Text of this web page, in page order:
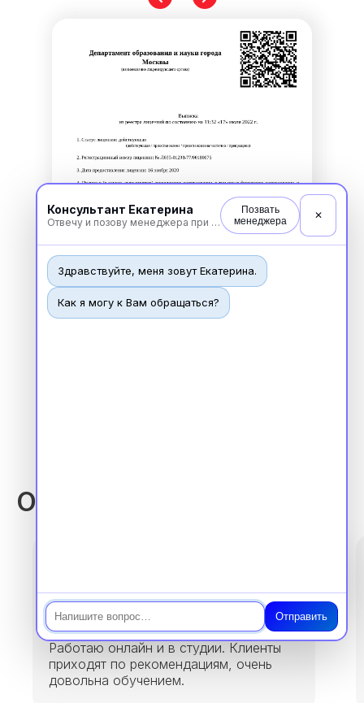
Консультант Екатерина
Отвечу и позову менеджера при необходимости
Позвать
менеджера
✕
Здравствуйте, меня зовут Екатерина.
Как я могу к Вам обращаться?
Отправить
Отзывы выпускников
После курса открыла свою практику.
Работаю онлайн и в студии. Клиенты
приходят по рекомендациям, очень
довольна обучением.